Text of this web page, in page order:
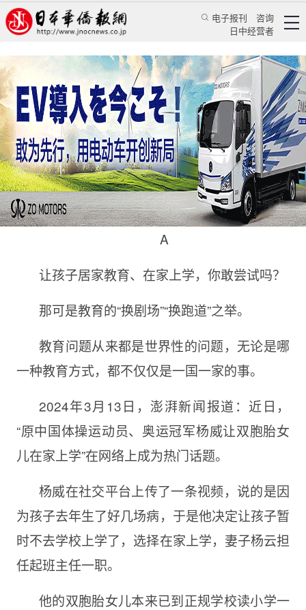
电子报刊
咨询
日中经营者
奥运冠军让女儿在家上学是童话般的尝试
徐迅雷 专栏 迅雷时评★徐迅雷
日本华侨报 2024/3/14 16:42:39
A
让孩子居家教育、在家上学，你敢尝试吗？
那可是教育的“换剧场”“换跑道”之举。
教育问题从来都是世界性的问题，无论是哪
一种教育方式，都不仅仅是一国一家的事。
2024年3月13日，澎湃新闻报道：近日，
“原中国体操运动员、奥运冠军杨威让双胞胎女
儿在家上学”在网络上成为热门话题。
杨威在社交平台上传了一条视频，说的是因
为孩子去年生了好几场病，于是他决定让孩子暂
时不去学校上学了，选择在家上学，妻子杨云担
任起班主任一职。
他的双胞胎女儿本来已到正规学校读小学一